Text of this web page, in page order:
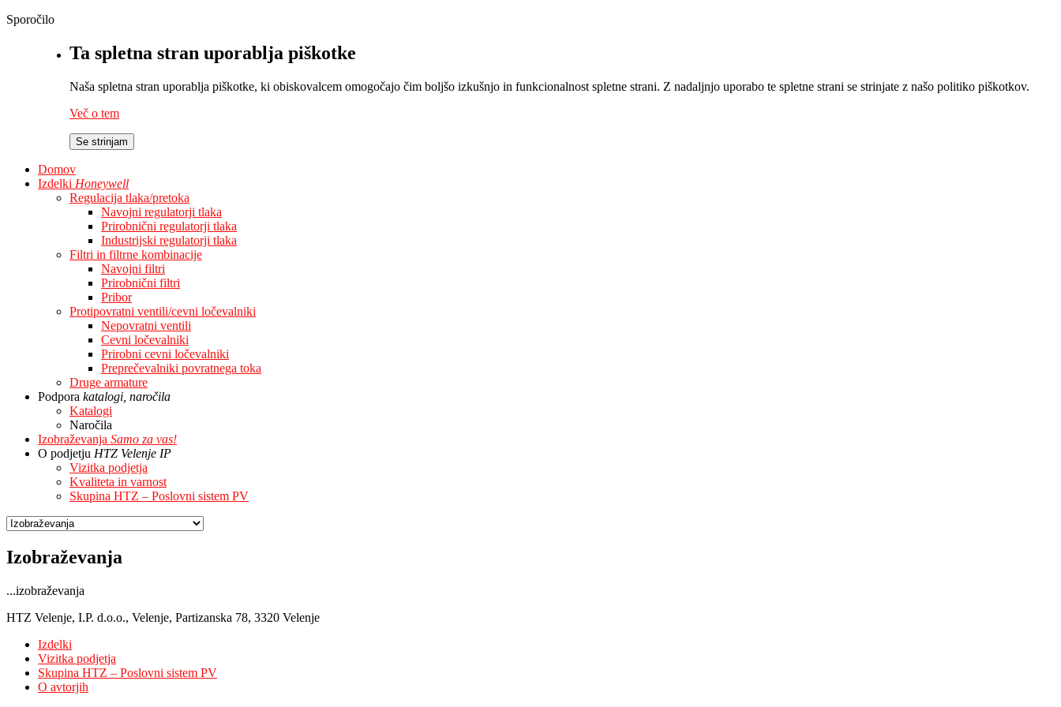
Sporočilo
Ta spletna stran uporablja piškotke
Naša spletna stran uporablja piškotke, ki obiskovalcem omogočajo čim boljšo izkušnjo in funkcionalnost spletne strani. Z nadaljnjo uporabo te spletne strani se strinjate z našo politiko piškotkov.
Več o tem
Se strinjam
Domov
Izdelki Honeywell
Regulacija tlaka/pretoka
Navojni regulatorji tlaka
Prirobnični regulatorji tlaka
Industrijski regulatorji tlaka
Filtri in filtrne kombinacije
Navojni filtri
Prirobnični filtri
Pribor
Protipovratni ventili/cevni ločevalniki
Nepovratni ventili
Cevni ločevalniki
Prirobni cevni ločevalniki
Preprečevalniki povratnega toka
Druge armature
Podpora katalogi, naročila
Katalogi
Naročila
Izobraževanja Samo za vas!
O podjetju HTZ Velenje IP
Vizitka podjetja
Kvaliteta in varnost
Skupina HTZ – Poslovni sistem PV
Izobraževanja
...izobraževanja
HTZ Velenje, I.P. d.o.o., Velenje, Partizanska 78, 3320 Velenje
Izdelki
Vizitka podjetja
Skupina HTZ – Poslovni sistem PV
O avtorjih